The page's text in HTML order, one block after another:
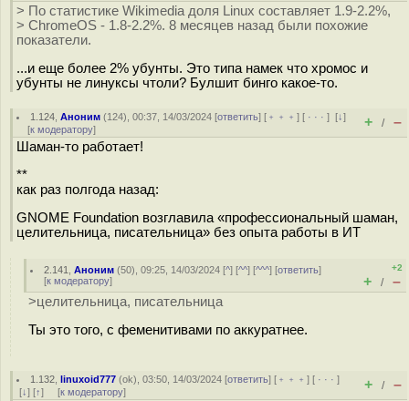
> По статистике Wikimedia доля Linux составляет 1.9-2.2%,
> ChromeOS - 1.8-2.2%. 8 месяцев назад были похожие
показатели.
...и еще более 2% убунты. Это типа намек что хромос и
убунты не линуксы чтоли? Булшит бинго какое-то.
1.124 ,Аноним (124), 00:37, 14/03/2024 [ответить] [ ﹢﹢﹢] [ · · ·][↓]
[к модератору] + / –
Шаман-то работает!
**
как раз полгода назад:
GNOME Foundation возглавила «профессиональный шаман,
целительница, писательница» без опыта работы в ИТ
2.141 ,Аноним (50), 09:25, 14/03/2024 [^] [^^] [^^^] [ответить]
[к модератору]
+2
+ / –
>целительница, писательница
Ты это того, с феменитивами по аккуратнее.
1.132 ,linuxoid777 (ok), 03:50, 14/03/2024 [ответить] [ ﹢﹢﹢] [ · · ·]
[↓] [↑] [к модератору] + / –